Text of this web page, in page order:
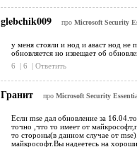
glebchik009 про Microsoft Security
у меня стояли и нод и аваст нод не
обновляется но извещает об
6
| 6 | Ответить
Гранит про Microsoft Security
Если mse дал обновление за
точно ,что то имеет от
то стороны(в данном случае от
майкрософт.Вы надеетесь на